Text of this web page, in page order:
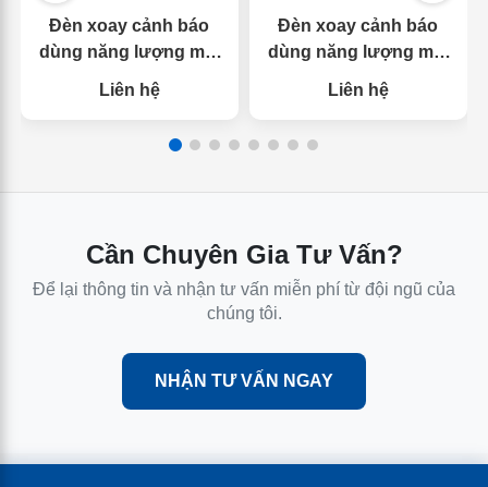
Đèn xoay cảnh báo
dùng năng lượng mặt
trời đế 3 chân
Liên hệ
Đèn xoay cảnh báo
dùng năng lượng mặt
trời loại 1 chân
Liên hệ
Cần Chuyên Gia Tư Vấn?
Để lại thông tin và nhận tư vấn miễn phí từ đội ngũ của
chúng tôi.
NHẬN TƯ VẤN NGAY